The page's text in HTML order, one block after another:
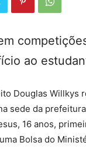
ao
Douglas Willkys
sede da
16 anos,
Bolsa do